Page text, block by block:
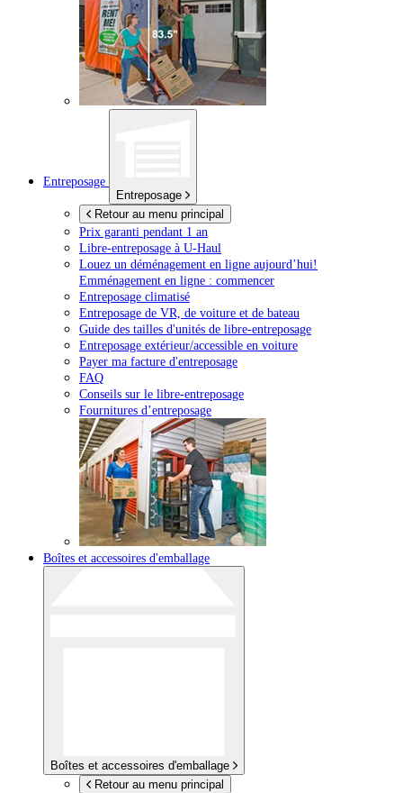
Entreposage
Entreposage
Retour au menu principal
Prix garanti pendant 1 an
Libre-entreposage à U-Haul
Louez un déménagement en ligne aujourd’hui!
Emménagement en ligne : commencer
Entreposage climatisé
Entreposage de VR, de voiture et de bateau
Guide des tailles d'unités de libre-entreposage
Entreposage extérieur/accessible en voiture
Payer ma facture d'entreposage
FAQ
Conseils sur le libre-entreposage
Fournitures d’entreposage
Boîtes et accessoires d'emballage
Boîtes et accessoires d'emballage
Retour au menu principal